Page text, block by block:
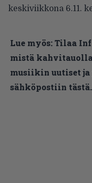
keskiviikkona 6.11.
Lue myös:Tilaa
mistä kahvitauolla
musiikin uutiset ja
sähköpostiin tästä.